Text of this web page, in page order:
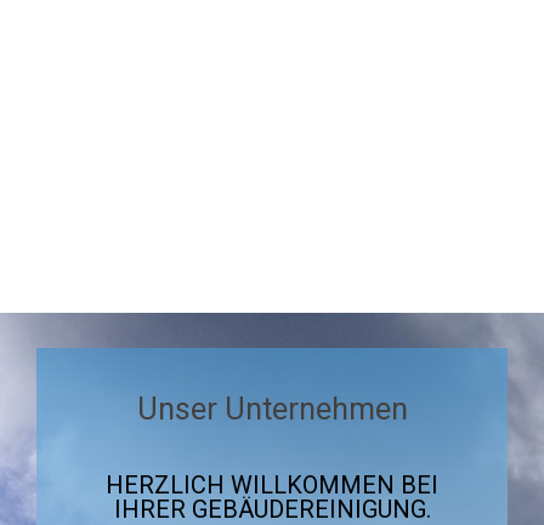
Unser Unternehmen
HERZLICH WILLKOMMEN BEI
IHRER GEBÄUDEREINIGUNG.